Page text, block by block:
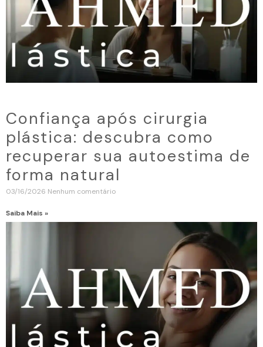
Confiança após cirurgia
plástica: descubra como
recuperar sua autoestima de
forma natural
03/16/2026 Nenhum comentário
Saiba Mais »